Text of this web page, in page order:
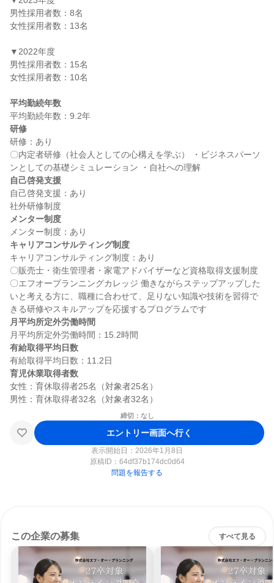
男性採用者数：8名
女性採用者数：13名
▼2022年度
男性採用者数：15名
女性採用者数：10名
平均勤続年数
研修
研修：あり
〇内定者研修（社会人としての心構えを学ぶ） ・ビジネスパーソ
自己啓発支援
自己啓発支援：あり
メンター制度
キャリアコンサルティング制度
キャリアコンサルティング制度：あり
〇販売士・衛生管理者・家電アドバイザーなど資格取得支援制度
〇エフオープランニングカレッジ 働きながらステップアップした
いと考える方に、職種に合わせて、足りない知識や技術を習得で
月平均所定外労働時間
有給取得平均日数
育児休業取得者数
女性：育休取得者25名（対象者25名）
締切：なし
エントリー画面へ行く
表示開始日：2026年1月8日
原稿ID： 64df37b174dc0d64
問題を報告する
この企業の募集 すべて見る